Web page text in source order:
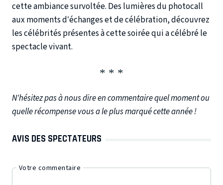
cette ambiance survoltée. Des lumières du photocall
aux moments d’échanges et de célébration, découvrez
les célébrités présentes à cette soirée qui a célébré le
spectacle vivant.
N'hésitez pas à nous dire en commentaire quel moment ou
quelle récompense vous a le plus marqué cette année !
AVIS DES SPECTATEURS
Votre commentaire